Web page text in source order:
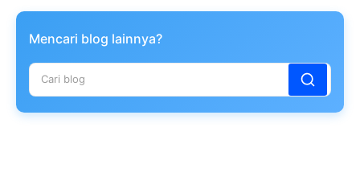
Mencari blog lainnya?